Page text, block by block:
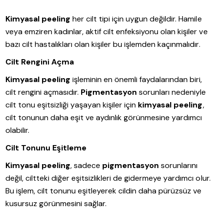
Kimyasal peeling her cilt tipi için uygun değildir. Hamile
veya emziren kadınlar, aktif cilt enfeksiyonu olan kişiler ve
bazı cilt hastalıkları olan kişiler bu işlemden kaçınmalıdır.
Cilt Rengini Açma
Kimyasal peeling işleminin en önemli faydalarından biri,
cilt rengini açmasıdır. Pigmentasyon sorunları nedeniyle
cilt tonu eşitsizliği yaşayan kişiler için kimyasal peeling,
cilt tonunun daha eşit ve aydınlık görünmesine yardımcı
olabilir.
Cilt Tonunu Eşitleme
Kimyasal peeling, sadece pigmentasyon sorunlarını
değil, ciltteki diğer eşitsizlikleri de gidermeye yardımcı olur.
Bu işlem, cilt tonunu eşitleyerek cildin daha pürüzsüz ve
kusursuz görünmesini sağlar.